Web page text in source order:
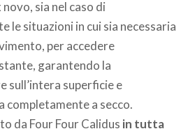
sia nel caso di
situazioni in cui sia necessaria
per accedere
garantendo la
sull’intera superficie e
completamente a secco.
da Four Four Calidus in tutta